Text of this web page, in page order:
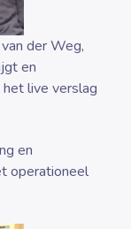
der Weg,
en
live verslag
en
operationeel